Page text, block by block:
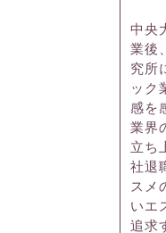
中央
業後
究所
ック
感を
業界
立ち
社退
スメ
いエ
追求